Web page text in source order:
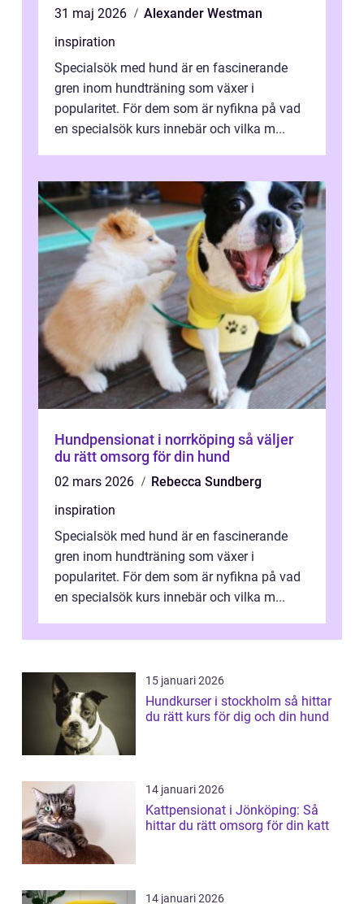
31 maj 2026
Alexander Westman
inspiration
Specialsök med hund är en fascinerande
gren inom hundträning som växer i
popularitet. För dem som är nyfikna på vad
en specialsök kurs innebär och vilka m...
Hundpensionat i norrköping så väljer
du rätt omsorg för din hund
02 mars 2026
Rebecca Sundberg
inspiration
Specialsök med hund är en fascinerande
gren inom hundträning som växer i
popularitet. För dem som är nyfikna på vad
en specialsök kurs innebär och vilka m...
15 januari 2026
Hundkurser i stockholm så hittar
du rätt kurs för dig och din hund
14 januari 2026
Kattpensionat i Jönköping: Så
hittar du rätt omsorg för din katt
14 januari 2026